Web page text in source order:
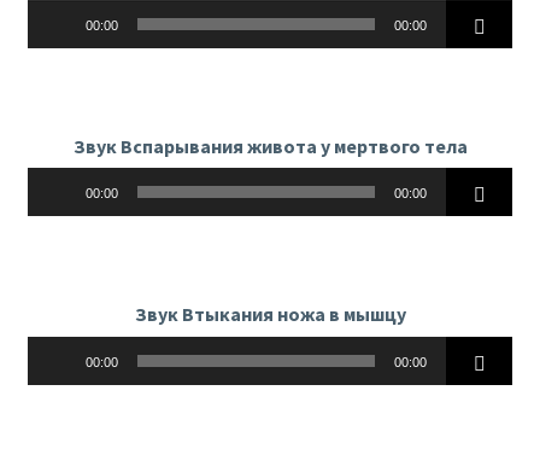
00:00 00:00
Звук Вспарывания живота у мертвого тела
00:00 00:00
Звук Втыкания ножа в мышцу
00:00 00:00